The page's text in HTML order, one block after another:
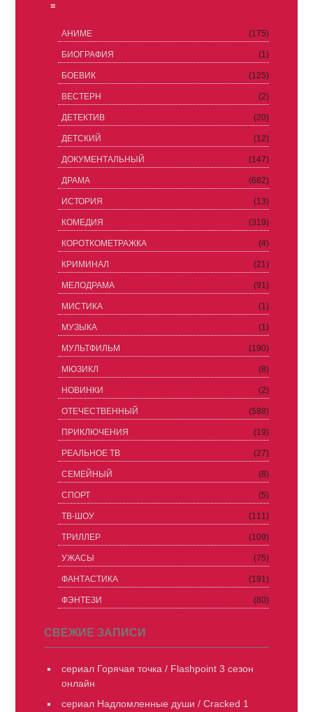
≡
АНИМЕ (175)
БИОГРАФИЯ (1)
БОЕВИК (125)
ВЕСТЕРН (2)
ДЕТЕКТИВ (20)
ДЕТСКИЙ (12)
ДОКУМЕНТАЛЬНЫЙ (147)
ДРАМА (682)
ИСТОРИЯ (13)
КОМЕДИЯ (319)
КОРОТКОМЕТРАЖКА (4)
КРИМИНАЛ (21)
МЕЛОДРАМА (91)
МИСТИКА (1)
МУЗЫКА (1)
МУЛЬТФИЛЬМ (190)
МЮЗИКЛ (8)
НОВИНКИ (2)
ОТЕЧЕСТВЕННЫЙ (588)
ПРИКЛЮЧЕНИЯ (19)
РЕАЛЬНОЕ ТВ (27)
СЕМЕЙНЫЙ (8)
СПОРТ (5)
ТВ-ШОУ (111)
ТРИЛЛЕР (109)
УЖАСЫ (75)
ФАНТАСТИКА (191)
ФЭНТЕЗИ (80)
СВЕЖИЕ ЗАПИСИ
сериал Горячая точка / Flashpoint 3 сезон
онлайн
сериал Надломленные души / Cracked 1